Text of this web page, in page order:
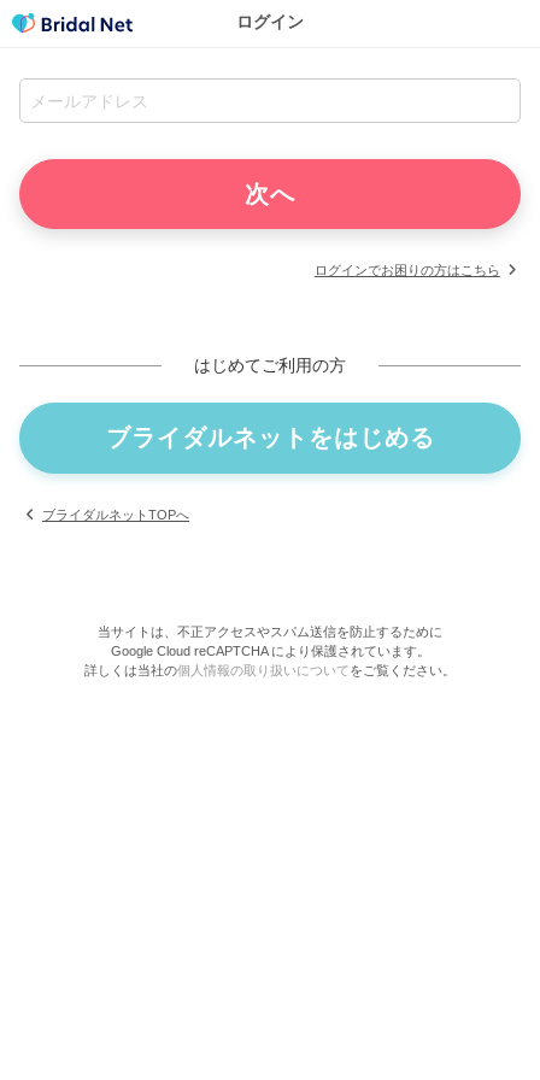
ログイン
ログインでお困りの方はこちら
はじめてご利用の方
ブライダルネットをはじめる
ブライダルネットTOPへ
当サイトは、不正アクセスやスパム送信を防止するために
Google Cloud reCAPTCHA により保護されています。
詳しくは当社の個人情報の取り扱いについてをご覧ください。